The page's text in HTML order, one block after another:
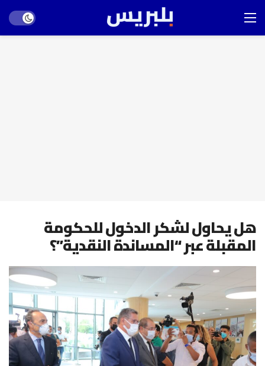
mode
هل يحاول لشكر الدخول للحكومة
المقبلة عبر “المساندة النقدية”؟